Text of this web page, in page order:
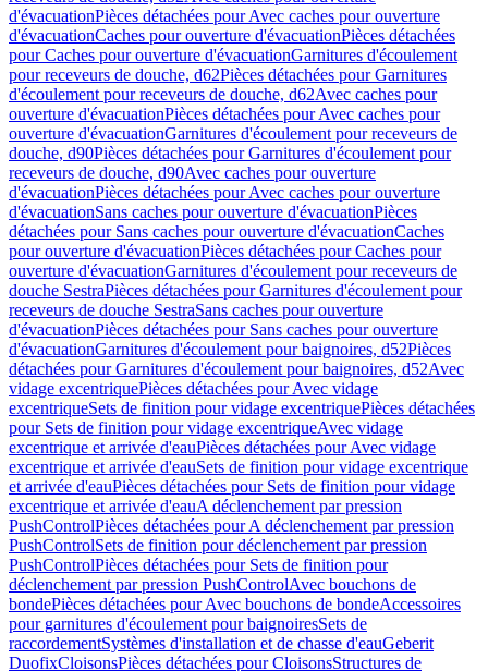
d'évacuationPièces détachées pour Avec caches pour ouverture
d'évacuationCaches pour ouverture d'évacuationPièces détachées
pour Caches pour ouverture d'évacuationGarnitures d'écoulement
pour receveurs de douche, d62Pièces détachées pour Garnitures
d'écoulement pour receveurs de douche, d62Avec caches pour
ouverture d'évacuationPièces détachées pour Avec caches pour
ouverture d'évacuationGarnitures d'écoulement pour receveurs de
douche, d90Pièces détachées pour Garnitures d'écoulement pour
receveurs de douche, d90Avec caches pour ouverture
d'évacuationPièces détachées pour Avec caches pour ouverture
d'évacuationSans caches pour ouverture d'évacuationPièces
détachées pour Sans caches pour ouverture d'évacuationCaches
pour ouverture d'évacuationPièces détachées pour Caches pour
ouverture d'évacuationGarnitures d'écoulement pour receveurs de
douche SestraPièces détachées pour Garnitures d'écoulement pour
receveurs de douche SestraSans caches pour ouverture
d'évacuationPièces détachées pour Sans caches pour ouverture
d'évacuationGarnitures d'écoulement pour baignoires, d52Pièces
détachées pour Garnitures d'écoulement pour baignoires, d52Avec
vidage excentriquePièces détachées pour Avec vidage
excentriqueSets de finition pour vidage excentriquePièces détachées
pour Sets de finition pour vidage excentriqueAvec vidage
excentrique et arrivée d'eauPièces détachées pour Avec vidage
excentrique et arrivée d'eauSets de finition pour vidage excentrique
et arrivée d'eauPièces détachées pour Sets de finition pour vidage
excentrique et arrivée d'eauA déclenchement par pression
PushControlPièces détachées pour A déclenchement par pression
PushControlSets de finition pour déclenchement par pression
PushControlPièces détachées pour Sets de finition pour
déclenchement par pression PushControlAvec bouchons de
bondePièces détachées pour Avec bouchons de bondeAccessoires
pour garnitures d'écoulement pour baignoiresSets de
raccordementSystèmes d'installation et de chasse d'eauGeberit
DuofixCloisonsPièces détachées pour CloisonsStructures de